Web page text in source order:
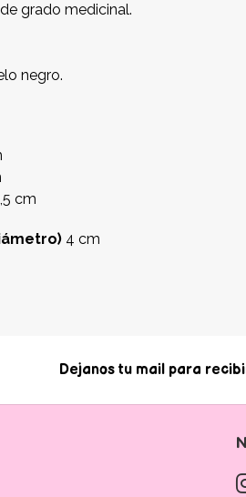
grado medicinal.
negro.
cm
4 cm
Dejanos tu mail para